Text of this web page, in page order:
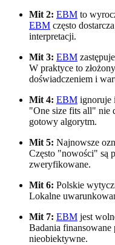
Mit 2: EBM to
EBM często
interpretacji.
Mit 3: EBM
W praktyce to złożony
doświadczeniem i
Mit 4: EBM ignoruje
"One size fits all" nie
gotowy algorytm.
Mit 5: Najnowsze
Często "nowości" są
zweryfikowane.
Mit 6: Polskie
Lokalne
Mit 7: EBM jest
Badania
nieobiektywne.